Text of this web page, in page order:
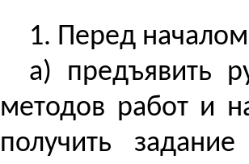
1. Перед
а) предъявить
методов работ и
получить